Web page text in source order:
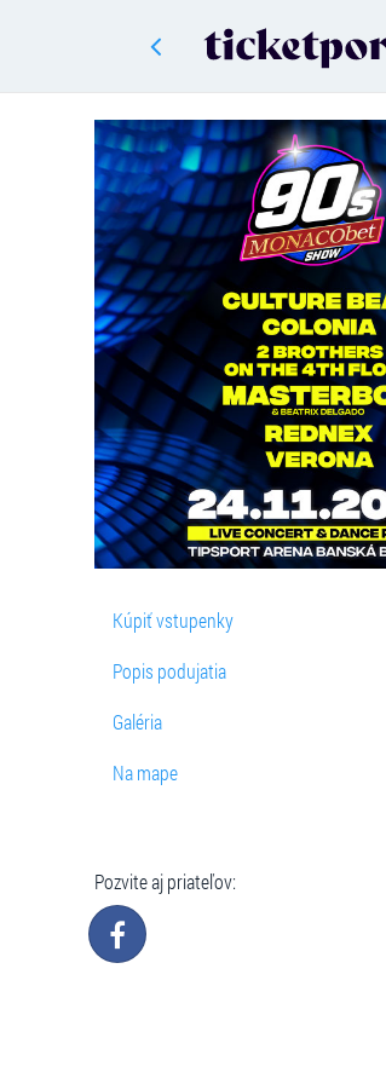
Kúpiť vstupenky
Popis podujatia
Galéria
Na mape
Pozvite aj priateľov: